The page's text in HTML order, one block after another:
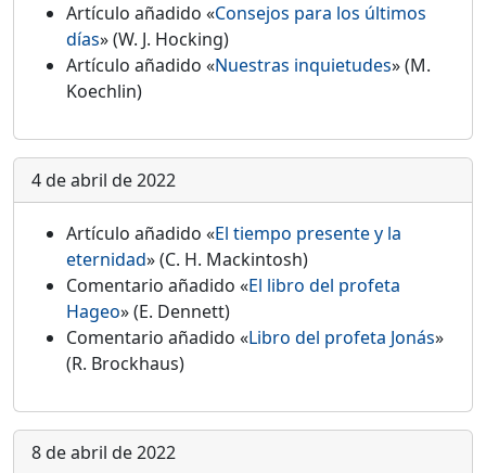
Artículo añadido «Consejos para los últimos
días» (W. J. Hocking)
Artículo añadido «Nuestras inquietudes» (M.
Koechlin)
4 de abril de 2022
Artículo añadido «El tiempo presente y la
eternidad» (C. H. Mackintosh)
Comentario añadido «El libro del profeta
Hageo» (E. Dennett)
Comentario añadido «Libro del profeta Jonás»
(R. Brockhaus)
8 de abril de 2022